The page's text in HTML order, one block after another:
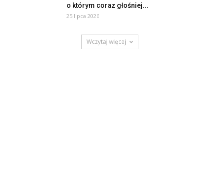
o którym coraz głośniej...
25 lipca 2026
Wczytaj więcej